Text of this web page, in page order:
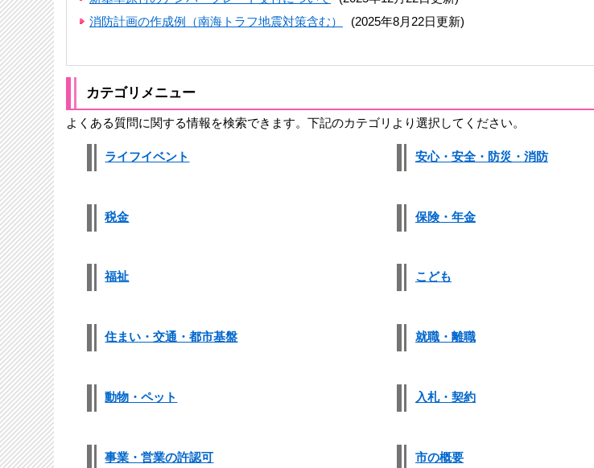
消防計画の作成例（南海トラフ地震対策含む）
(2025年8月22日更新)
カテゴリメニュー
よくある質問に関する情報を検索できます。下記のカテゴリより選択してください。
ライフイベント 安心・安全・防災・消防
税金 保険・年金
福祉 こども
住まい・交通・都市基盤 就職・離職
動物・ペット 入札・契約
事業・営業の許認可 市の概要